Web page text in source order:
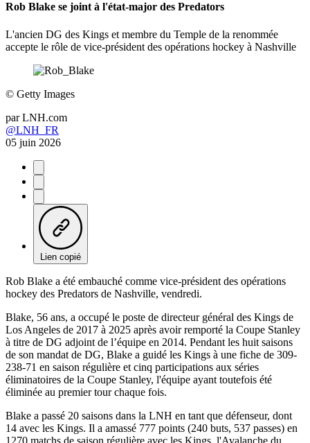
Rob Blake se joint à l'état-major des Predators
L'ancien DG des Kings et membre du Temple de la renommée
accepte le rôle de vice-président des opérations hockey à Nashville
© Getty Images
par LNH.com
@LNH_FR
05 juin 2026
Lien copié
Rob Blake a été embauché comme vice-président des opérations
hockey des Predators de Nashville, vendredi.
Blake, 56 ans, a occupé le poste de directeur général des Kings de
Los Angeles de 2017 à 2025 après avoir remporté la Coupe Stanley
à titre de DG adjoint de l’équipe en 2014. Pendant les huit saisons
de son mandat de DG, Blake a guidé les Kings à une fiche de 309-
238-71 en saison régulière et cinq participations aux séries
éliminatoires de la Coupe Stanley, l'équipe ayant toutefois été
éliminée au premier tour chaque fois.
Blake a passé 20 saisons dans la LNH en tant que défenseur, dont
14 avec les Kings. Il a amassé 777 points (240 buts, 537 passes) en
1270 matchs de saison régulière avec les Kings, l'Avalanche du